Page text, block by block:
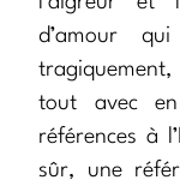
d’amour
tout avec en
références à
sûr, une